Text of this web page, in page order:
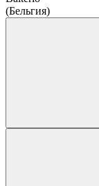
(Бельгия)